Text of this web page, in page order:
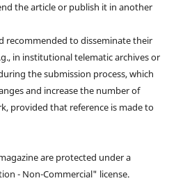
the article or publish it in another
recommended to disseminate their
in institutional telematic archives or
the submission process, which
and increase the number of
provided that reference is made to
are protected under a
- Non-Commercial" license.